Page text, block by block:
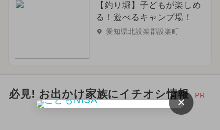
【釣り堀】子どもが楽しめ
る！遊べるキャンプ場！
愛知県北設楽郡設楽町
必見! お出かけ家族にイチオシ情報 PR
×